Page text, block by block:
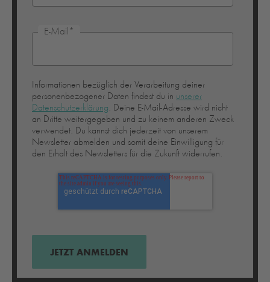
E-Mail *
Informationen bezüglich der Verarbeitung deiner
personenbezogener Daten findest du in unserer
Datenschutzerklärung. Deine E-Mail-Adresse wird nicht
an Dritte weitergegeben und zu keinem anderen Zweck
verwendet. Du kannst dich jederzeit von unserem
Newsletter abmelden und somit deine Einwilligung für
den Erhalt des Newsletters für die Zukunft widerrufen.